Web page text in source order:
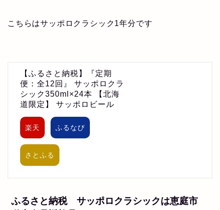
こちらはサッポロクラシック1年分です
【ふるさと納税】『定期
便：全12回』 サッポロクラ
シック350ml×24本 【北海
道限定】 サッポロビール
楽天 ふるなび
さとふる
ふるさと納税 サッポロクラシックは恵庭市